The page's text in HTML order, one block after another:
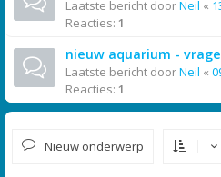
Laatste bericht doorNeil «
Reacties: 1
nieuw aquarium -
Laatste bericht doorNeil «
Reacties: 1
Nieuw onderwerp